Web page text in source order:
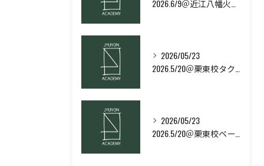
2026/05/23
2026/05/23